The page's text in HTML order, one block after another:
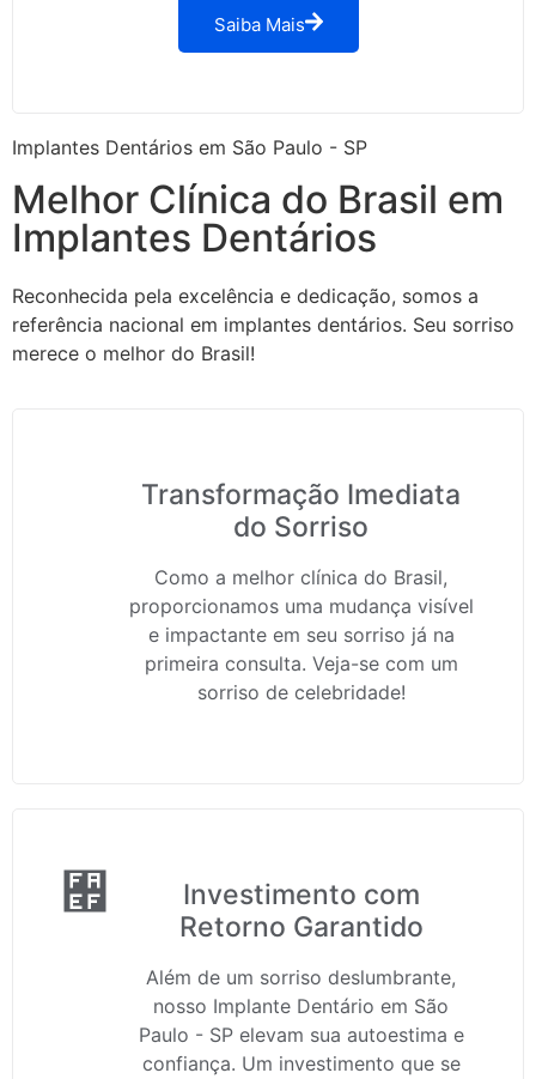
Saiba Mais
Implantes Dentários em São Paulo - SP
Melhor Clínica do Brasil em
Implantes Dentários
Reconhecida pela excelência e dedicação, somos a
referência nacional em implantes dentários. Seu sorriso
merece o melhor do Brasil!
Transformação Imediata
do Sorriso
Como a melhor clínica do Brasil,
proporcionamos uma mudança visível
e impactante em seu sorriso já na
primeira consulta. Veja-se com um
sorriso de celebridade!
Investimento com
Retorno Garantido
Além de um sorriso deslumbrante,
nosso Implante Dentário em São
Paulo - SP elevam sua autoestima e
confiança. Um investimento que se